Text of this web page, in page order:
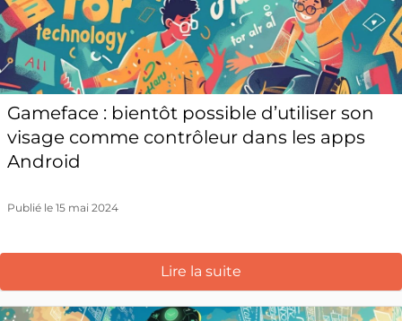
Gameface : bientôt possible d’utiliser son
visage comme contrôleur dans les apps
Android
Publié le 15 mai 2024
Lire la suite